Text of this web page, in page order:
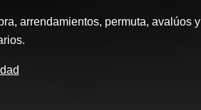
arrendamientos, permuta, avalúos y